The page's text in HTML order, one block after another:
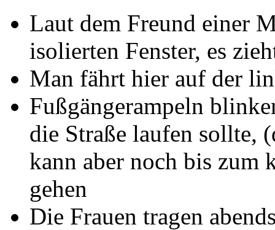
Laut dem Freund einer
isolierten Fenster, es
Man fährt hier auf der
Fußgängerampeln
die Straße laufen sollte,
kann aber noch bis zum
gehen
Die Frauen tragen